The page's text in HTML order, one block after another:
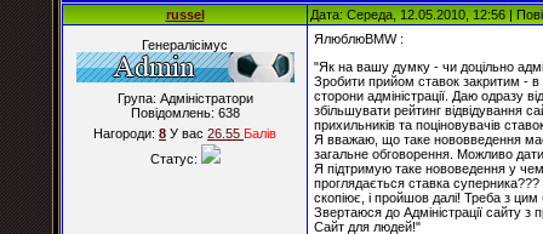
russel Дата: Середа, 12.05.2010, 12:56 |
Генералісімус
Група: Адміністратори
Повідомлень: 638
Нагороди: 8 У вас 26.55 Балiв
Статус:
ЯлюблюBMW :
"Як на вашу думку - чи доцільно
Зробити прийом ставок закритим - в
сторони адміністрації. Даю одразу
збільшувати рейтинг відвідування
прихильників та поціновувачів
Я вважаю, що таке нововведення
загальне обговорення. Можливо
Я підтримую таке нововедення у
проглядається ставка
скопіює, і пройшов далі! Треба з цим
Звертаюся до Адміністрації сайту
Сайт для людей!"